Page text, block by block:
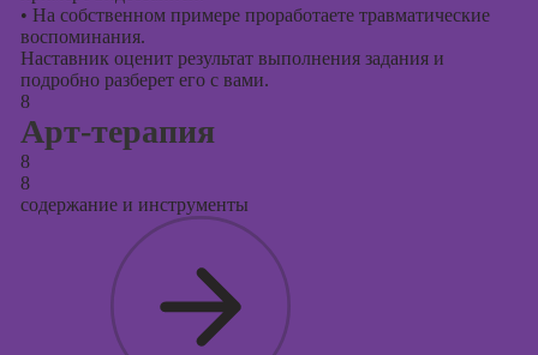
• На собственном примере проработаете травматические
воспоминания.
Наставник оценит результат выполнения задания и
подробно разберет его с вами.
8
Арт-терапия
8
8
содержание и инструменты